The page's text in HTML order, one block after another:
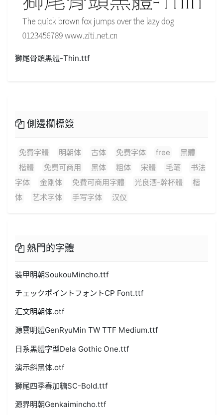
獅尾骨頭黑體-Thin.ttf
側邊欄標簽
免費字體 明朝体 古体 免费字体 free
黑體
楷體
免费可商用 黑体 粗体 宋體 毛笔
书法
字体
金刚体 免費可商用字體 光良酒-幹杯體
楷
体
艺术字体 手写字体 汉仪
熱門的字體
装甲明朝SoukouMincho.ttf
チェックポイントフォントCP Font.ttf
汇文明朝体.otf
源雲明體GenRyuMin TW TTF Medium.ttf
日系黑體字型Dela Gothic One.ttf
演示斜黑体.otf
獅尾四季春加糖SC-Bold.ttf
源界明朝Genkaimincho.ttf